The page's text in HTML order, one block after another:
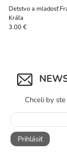
Detstvo a mladosť
Kráľa
3.00 €
Chceli by
Prihlásiť